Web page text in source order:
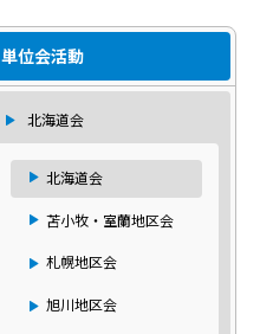
単位会活動
北海道会
北海道会
苫小牧・室蘭地区会
札幌地区会
旭川地区会